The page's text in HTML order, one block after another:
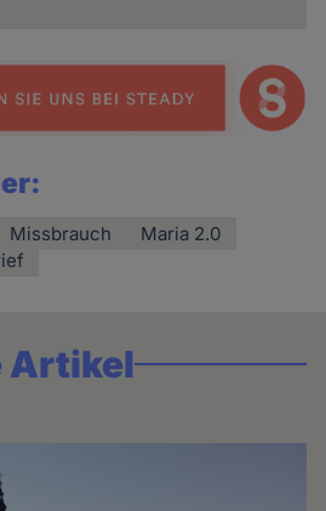
Missbrauch
Maria 2.0
Artikel